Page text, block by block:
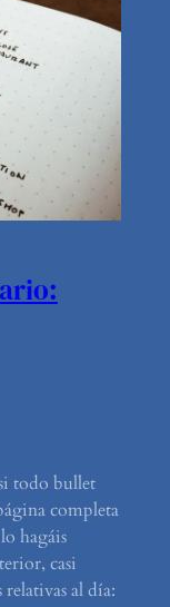
todo bullet
completa
hagáis
casi
relativas al día: